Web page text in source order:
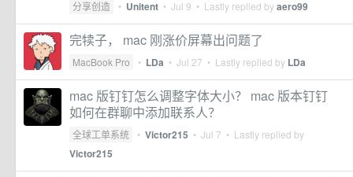
分享创造 • Unitent • Jul 9 • Lastly replied byaero99
完犊子， mac 刚涨价屏幕出问题了
MacBook Pro • LDa • Jul 27 • Lastly replied by LDa
mac 版钉钉怎么调整字体大小？ mac 版本钉钉
如何在群聊中添加联系人？
全球工单系统 • Victor215 • Jul 7 • Lastly replied by
Victor215